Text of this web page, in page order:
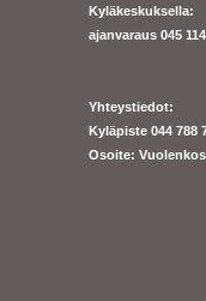
Kyläkeskuksella:
ajanvaraus 045
Yhteystiedot:
Kyläpiste 044 788
Osoite: